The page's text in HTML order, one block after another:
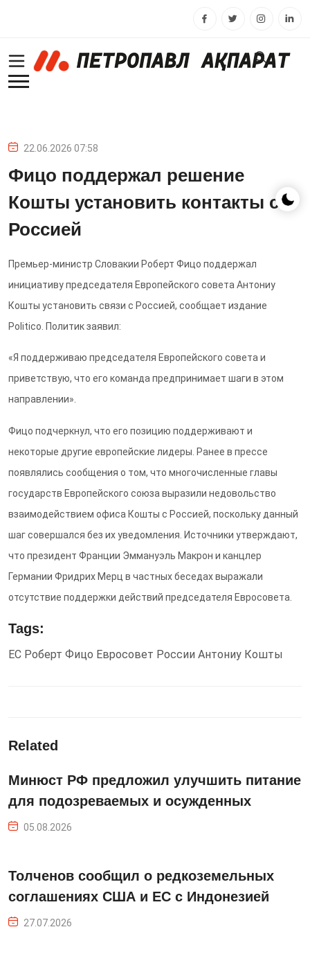
22.06.2026 07:58
Фицо поддержал решение
Кошты установить контакты с
Россией
Премьер-министр Словакии Роберт Фицо поддержал
инициативу председателя Европейского совета Антониу
Кошты установить связи с Россией, сообщает издание
Politico. Политик заявил:
«Я поддерживаю председателя Европейского совета и
приветствую, что его команда предпринимает шаги в этом
направлении».
Фицо подчеркнул, что его позицию поддерживают и
некоторые другие европейские лидеры. Ранее в прессе
появлялись сообщения о том, что многочисленные главы
государств Европейского союза выразили недовольство
взаимодействием офиса Кошты с Россией, поскольку данный
шаг совершался без их уведомления. Источники утверждают,
что президент Франции Эммануэль Макрон и канцлер
Германии Фридрих Мерц в частных беседах выражали
отсутствие поддержки действий председателя Евросовета.
Tags:
ЕС Роберт Фицо Евросовет России Антониу Кошты
Related
Минюст РФ предложил улучшить питание
для подозреваемых и осужденных
05.08.2026
Толченов сообщил о редкоземельных
соглашениях США и ЕС с Индонезией
27.07.2026